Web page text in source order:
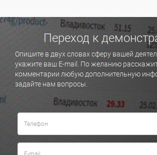
Переход к
Опишите в двух словах сферу вашей
укажите ваш E-mail. По желанию
комментарии любую дополнительную
задайте нам вопросы.